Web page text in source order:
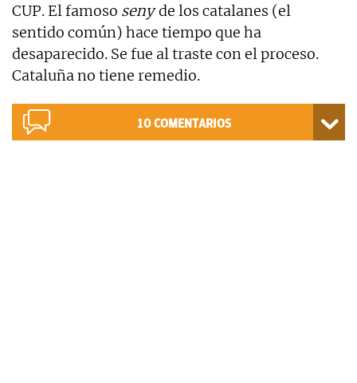
CUP. El famoso senyde los catalanes (el
sentido común) hace tiempo que ha
desaparecido. Se fue al traste con el proceso.
Cataluña no tiene remedio.
10COMENTARIOS